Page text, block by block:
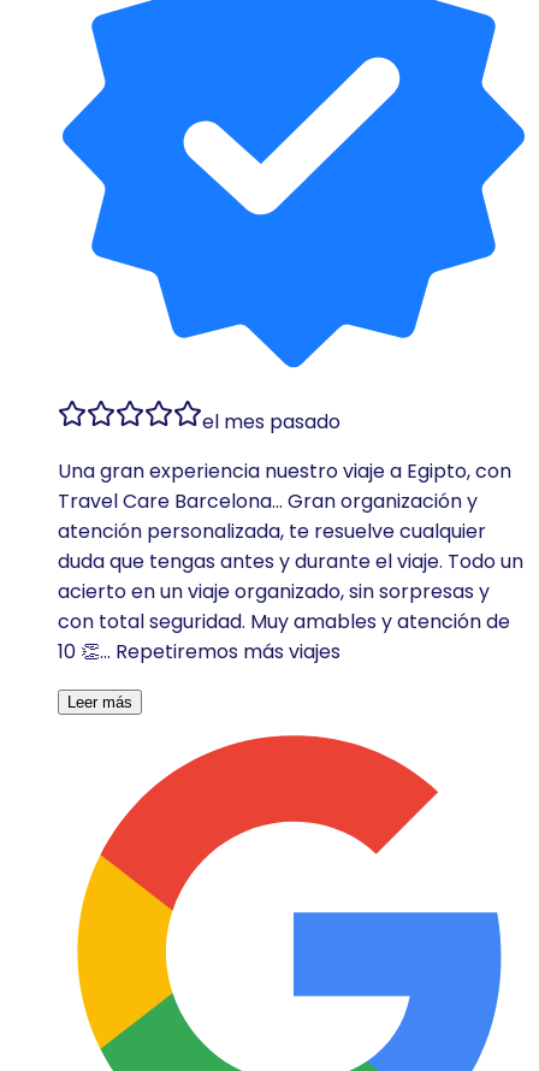
el mes pasado
Una gran experiencia nuestro viaje a Egipto, con
Travel Care Barcelona... Gran organización y
atención personalizada, te resuelve cualquier
duda que tengas antes y durante el viaje. Todo un
acierto en un viaje organizado, sin sorpresas y
con total seguridad. Muy amables y atención de
10 👏... Repetiremos más viajes
Leer más